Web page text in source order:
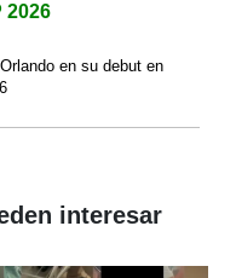
2026
en su debut en
interesar